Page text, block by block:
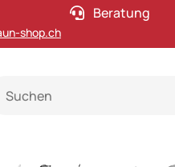
shop.ch
Beratung